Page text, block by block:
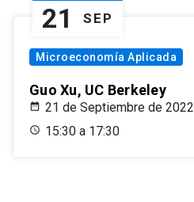
21 SEP
Microeconomía Aplicada
Guo Xu, UC Berkeley
21 de Septiembre de 2022
15:30 a 17:30